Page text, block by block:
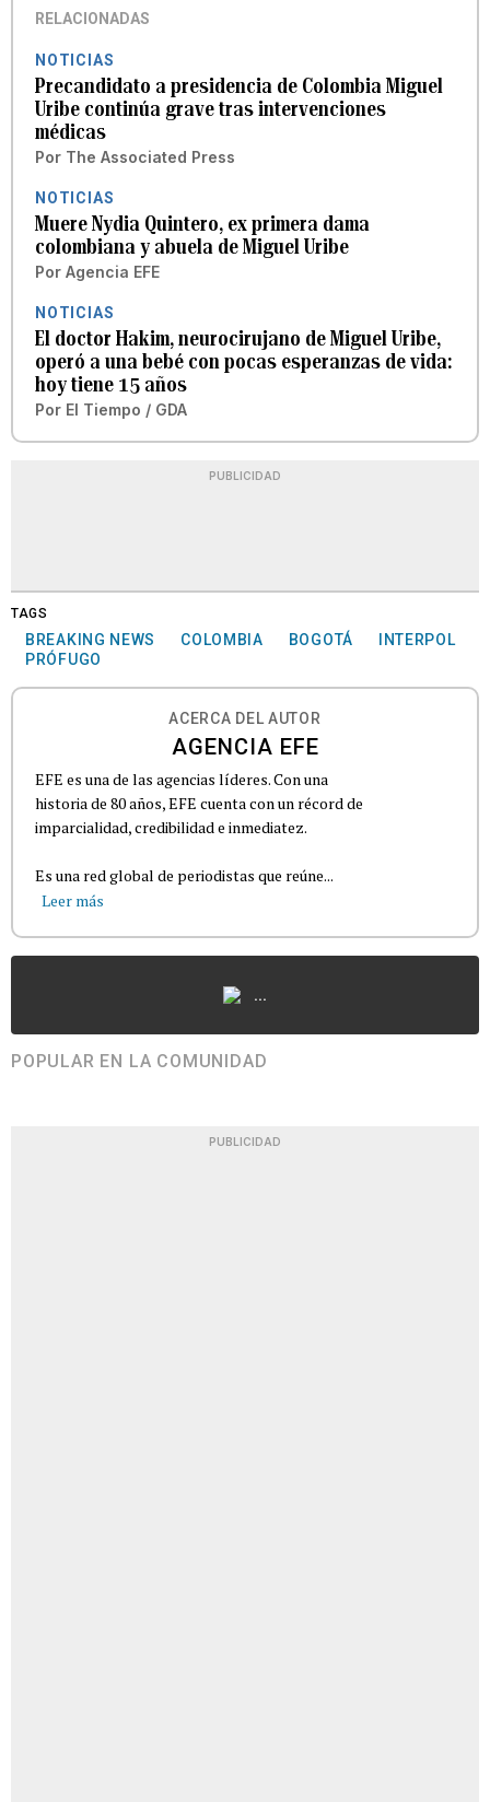
RELACIONADAS
NOTICIAS
Precandidato a presidencia de Colombia Miguel
Uribe continúa grave tras intervenciones
médicas
Por The Associated Press
NOTICIAS
Muere Nydia Quintero, ex primera dama
colombiana y abuela de Miguel Uribe
Por Agencia EFE
NOTICIAS
El doctor Hakim, neurocirujano de Miguel Uribe,
operó a una bebé con pocas esperanzas de vida:
hoy tiene 15 años
Por El Tiempo / GDA
PUBLICIDAD
TAGS
BREAKING NEWS COLOMBIA BOGOTÁ
INTERPOL
PRÓFUGO
ACERCA DEL AUTOR
AGENCIA EFE
EFE es una de las agencias líderes. Con una
historia de 80 años, EFE cuenta con un récord de
imparcialidad, credibilidad e inmediatez.
Es una red global de periodistas que reúne...
Leer más
...
POPULAR EN LA COMUNIDAD
PUBLICIDAD